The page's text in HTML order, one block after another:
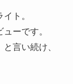
ト。
ーです。
言い続け、